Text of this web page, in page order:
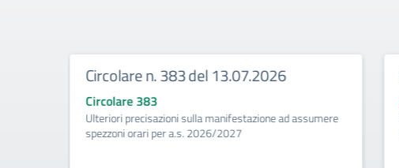
Circolare n. 383 del 13.07.2026
Circolare 383
Ulteriori precisazioni sulla manifestazione ad assumere
spezzoni orari per a.s. 2026/2027